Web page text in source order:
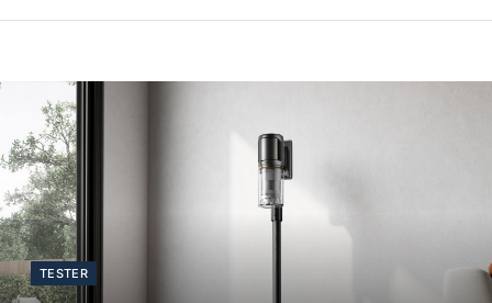
TESTER